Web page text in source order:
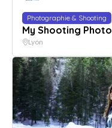
Photographie & Shooting
My Shooting Photo
Lyon